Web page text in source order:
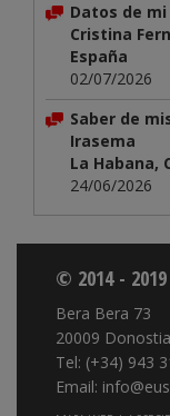
Datos de
Cristina
España
02/07/2026
Saber de
Irasema
La Habana,
24/06/2026
© 2014 -
Bera Bera 73
20009
Tel: (+34) 943
Email: